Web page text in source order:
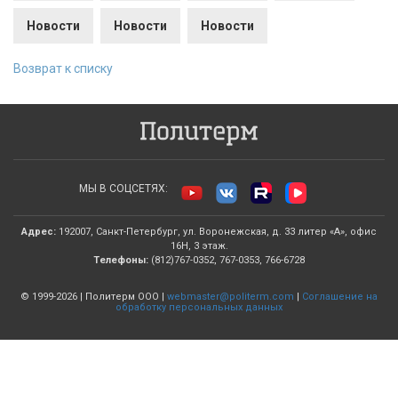
Новости Новости Новости
Возврат к списку
МЫ В СОЦСЕТЯХ:
Адрес: 192007, Санкт-Петербург, ул. Воронежская, д. 33 литер «А», офис
16Н, 3 этаж.
Телефоны: (812)767-0352, 767-0353, 766-6728
© 1999-2026 | Политерм ООО | webmaster@politerm.com | Соглашение на
обработку персональных данных